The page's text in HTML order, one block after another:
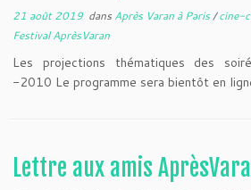
21 août 2019 dans Après Varan à Paris/cine-
Festival AprèsVaran
Les projections thématiques des
-2010 Le programme sera bientôt en
Lettre aux amis